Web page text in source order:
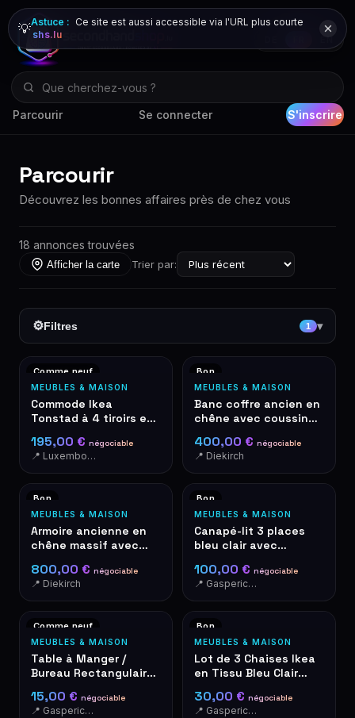
Parcourir Se connecter S'inscrire
💡Astuce : Ce site est aussi accessible via l'URL plus courte
shs.lu
Parcourir
Découvrez les bonnes affaires près de chez vous
18 annonces trouvées
Afficher la carte Trier par:
⚙Filtres 1 ▾
Comme neuf
MEUBLES & MAISON
Commode Ikea
Tonstad à 4 tiroirs en
poignées dorées
195,00 € négociable
📍 Luxembourg
Bon
MEUBLES & MAISON
Banc coffre ancien en
chêne avec coussin
400,00 € négociable
📍 Diekirch
Bon
MEUBLES & MAISON
Armoire ancienne en
chêne massif avec
800,00 € négociable
📍 Diekirch
Bon
MEUBLES & MAISON
Canapé-lit 3 places
bleu clair avec
en lit, Ikea HOLMSUND
100,00 € négociable
📍 Gasperich - Luxembourg
Comme neuf
MEUBLES & MAISON
Table à Manger /
Bureau Rectangulaire
Métal, Ikea MELLTORP
15,00 € négociable
📍 Gasperich - Luxembourg
Bon
MEUBLES & MAISON
Lot de 3 Chaises Ikea
en Tissu Bleu Clair
30,00 € négociable
📍 Gasperich - Luxembourg